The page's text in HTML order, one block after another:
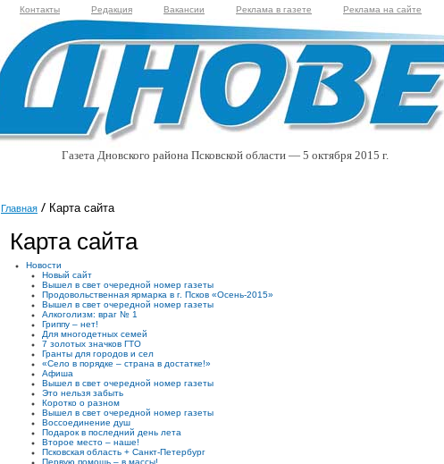
Контакты Редакция Вакансии Реклама в газете Реклама на сайте
Газета Дновского района Псковской области — 5 октября 2015 г.
Главная Карта сайта
Карта сайта
Новости
Новый сайт
Вышел в свет очередной номер газеты
Продовольственная ярмарка в г. Псков «Осень-2015»
Вышел в свет очередной номер газеты
Алкоголизм: враг № 1
Гриппу – нет!
Для многодетных семей
7 золотых значков ГТО
Гранты для городов и сел
«Село в порядке – страна в достатке!»
Афиша
Вышел в свет очередной номер газеты
Это нельзя забыть
Коротко о разном
Вышел в свет очередной номер газеты
Воссоединение душ
Подарок в последний день лета
Второе место – наше!
Псковская область + Санкт-Петербург
Первую помощь – в массы!